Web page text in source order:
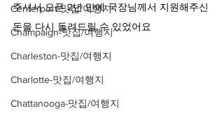
Centerport-맛집/여행지
Champaign-맛집/여행지
Charleston-맛집/여행지
Charlotte-맛집/여행지
Chattanooga-맛집/여행지
주셔서 오픈 2년 만에 국장님께서 지원해주신
돈을 다시 돌려드릴 수 있었어요